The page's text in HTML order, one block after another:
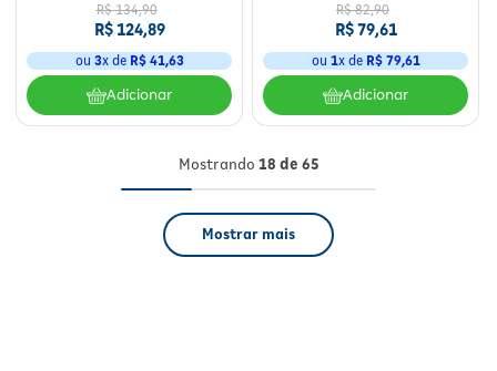
R$ 134,90
R$124,89
ou 3x de R$ 41,63
Adicionar
R$ 82,90
R$79,61
ou 1x de R$ 79,61
Adicionar
Mostrando 18 de 65
Mostrar mais